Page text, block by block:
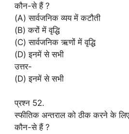
कौन-से हैं ?
(A) सार्वजनिक व्यय में कटौती
(B) करों में वृद्धि
(C) सार्वजनिक ऋणों में वृद्धि
(D) इनमें से सभी
उत्तर-
(D) इनमें से सभी
प्रश्न 52.
स्फीतिक अन्तराल को ठीक करने के
कौन-से हैं ?